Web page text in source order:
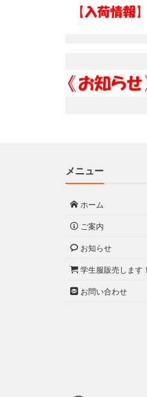
メニュー
ホーム
ご案内
お知らせ
学生服販売します
お問い合わせ